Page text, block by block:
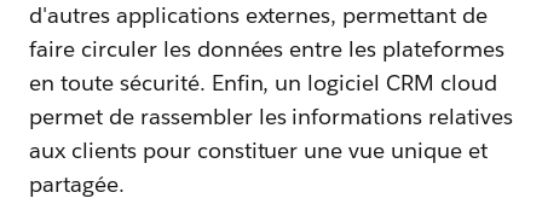
d'autres applications externes, permettant de
faire circuler les données entre les plateformes
en toute sécurité. Enfin, un logiciel CRM cloud
permet de rassembler les informations relatives
aux clients pour constituer une vue unique et
partagée.